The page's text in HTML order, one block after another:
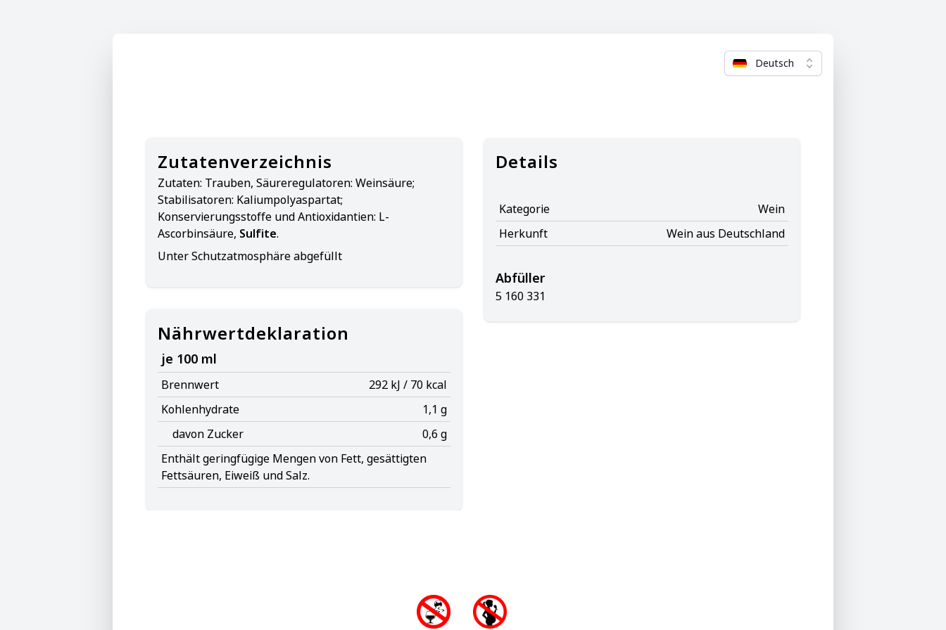
Deutsch
Zutatenverzeichnis
Zutaten: Trauben, Säureregulatoren: Weinsäure;
Stabilisatoren: Kaliumpolyaspartat;
Konservierungsstoffe und Antioxidantien: L-
Ascorbinsäure, Sulfite.
Unter Schutzatmosphäre abgefüllt
Nährwertdeklaration
je 100 ml
Brennwert
292 kJ / 70 kcal
Kohlenhydrate
1,1 g
davon Zucker
0,6 g
Enthält geringfügige Mengen von Fett, gesättigten
Fettsäuren, Eiweiß und Salz.
Details
Kategorie
Wein
Herkunft
Wein aus Deutschland
Abfüller
5 160 331